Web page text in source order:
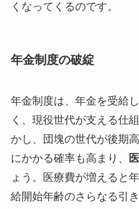
くなってくるのです。
年金制度の破綻
年金制度は、年金を受給
く、現役世代が支える仕
かし、団塊の世代が後期
にかかる確率も高まり、
ょう。医療費が増えると
給開始年齢のさらなる引